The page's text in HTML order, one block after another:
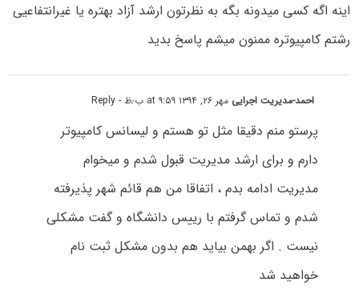
اینه اگه کسی میدونه بگه به نظرتون ارشد آزاد بهتره یا غیرانتفاعیی
رشتم کامپیوتره ممنون میشم پاسخ بدید
احمد-مدیریت اجرایی مهر ۲۶, ۱۳۹۴ at ۹:۵۹ ب٫ظ - Reply
پرستو منم دقیقا مثل تو هستم و لیسانس کامپیوتر
دارم و برای ارشد مدیریت قبول شدم و میخوام
مدیریت ادامه بدم ، اتفاقا من هم قائم شهر پذیرفته
شدم و تماس گرفتم با رییس دانشگاه و گفت مشکلی
نیست . اگر بهمن بیاید هم بدون مشکل ثبت نام
خواهید شد